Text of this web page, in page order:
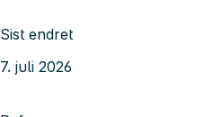
Sist endret
7. juli 2026